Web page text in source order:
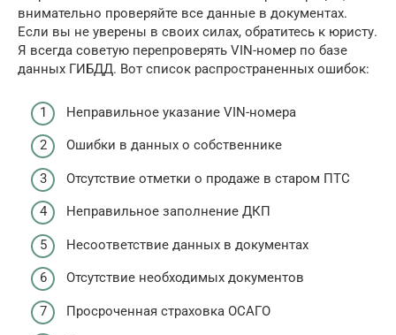
внимательно проверяйте все данные в документах.
Если вы не уверены в своих силах, обратитесь к юристу.
Я всегда советую перепроверять VIN-номер по базе
данных ГИБДД. Вот список распространенных ошибок:
Неправильное указание VIN-номера
Ошибки в данных о собственнике
Отсутствие отметки о продаже в старом ПТС
Неправильное заполнение ДКП
Несоответствие данных в документах
Отсутствие необходимых документов
Просроченная страховка ОСАГО